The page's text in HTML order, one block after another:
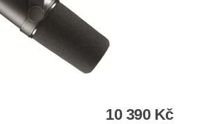
10 390 Kč